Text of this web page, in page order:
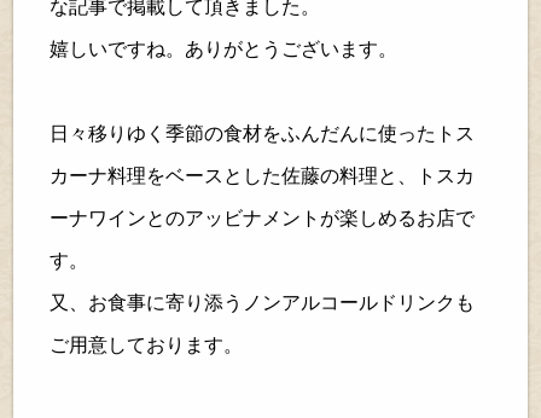
な記事で掲載して頂きました。
嬉しいですね。ありがとうございます。
日々移りゆく季節の食材をふんだんに使ったトス
カーナ料理をベースとした佐藤の料理と、トスカ
ーナワインとのアッビナメントが楽しめるお店で
す。
又、お食事に寄り添うノンアルコールドリンクも
ご用意しております。